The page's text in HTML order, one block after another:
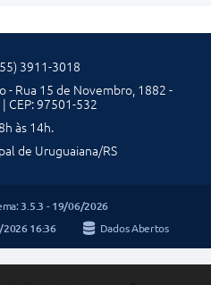
3911-3018
- Rua 15 de Novembro, 1882 -
CEP: 97501-532
às 14h.
de Uruguaiana/RS
3.5.3 - 19/06/2026
16:36 Dados Abertos